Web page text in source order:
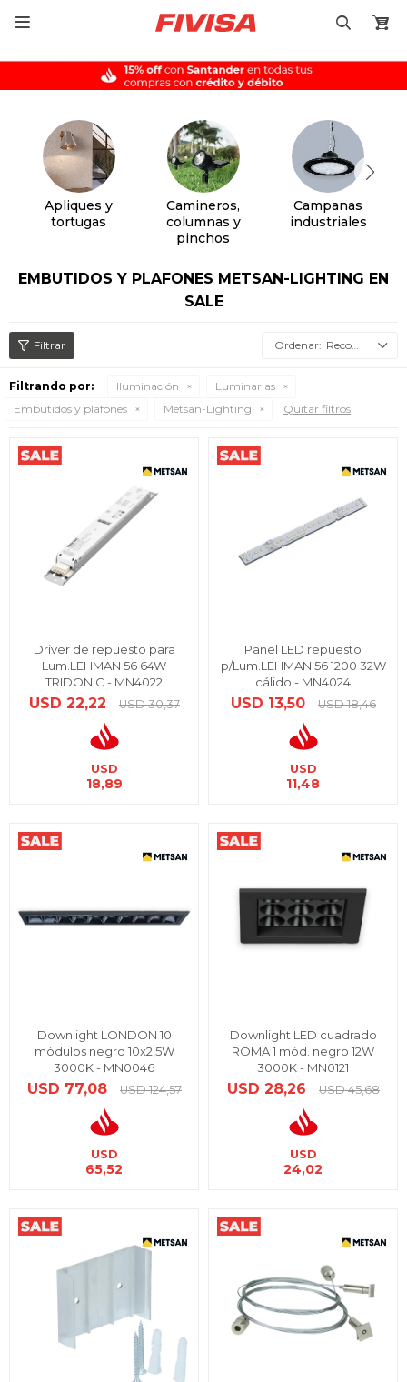

Apliques y
tortugas
Camineros,
columnas y
pinchos
Campanas
industriales
EMBUTIDOS Y PLAFONES METSAN-LIGHTING EN
SALE
Recomendados
Filtrando por: Iluminación
Luminarias
Embutidos y plafones
Metsan-Lighting Quitar filtros
Driver de repuesto para
Lum.LEHMAN 56 64W
TRIDONIC - MN4022
USD 22,22 USD 30,37
USD
18,89
Panel LED repuesto
p/Lum.LEHMAN 56 1200 32W
cálido - MN4024
USD 13,50 USD 18,46
USD
11,48
Downlight LONDON 10
módulos negro 10x2,5W
3000K - MN0046
USD 77,08 USD 124,57
USD
65,52
Downlight LED cuadrado
ROMA 1 mód. negro 12W
3000K - MN0121
USD 28,26 USD 45,68
USD
24,02